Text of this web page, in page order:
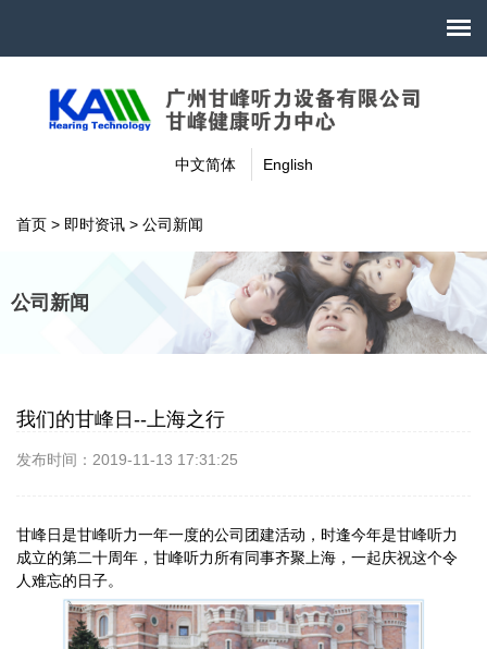
中文简体 English
首页 > 即时资讯 > 公司新闻
公司新闻
我们的甘峰日--上海之行
发布时间：2019-11-13 17:31:25
甘峰日是甘峰听力一年一度的公司团建活动，时逢今年是甘峰听力
成立的第二十周年，甘峰听力所有同事齐聚上海，一起庆祝这个令
人难忘的日子。